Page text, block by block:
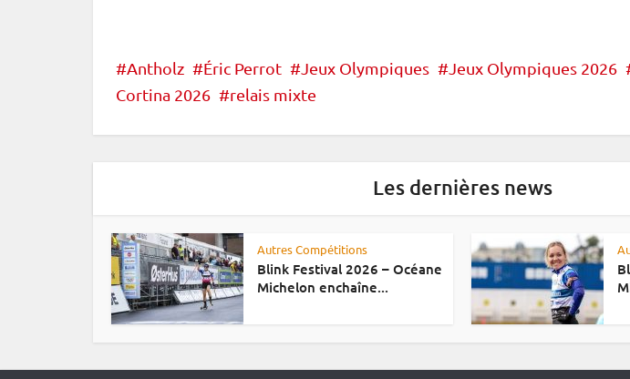
Antholz Éric Perrot Jeux Olympiques Jeux Olympiques 2026
Cortina 2026
relais mixte
Les dernières news
Autres Compétitions
Blink Festival 2026 – Océane
Michelon enchaîne...